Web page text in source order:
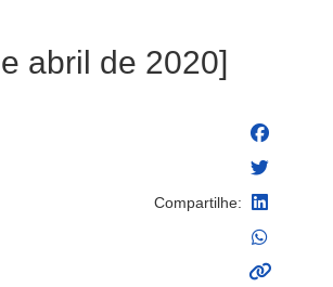
abril de 2020]
Compartilhe: